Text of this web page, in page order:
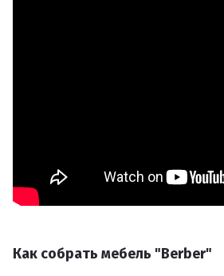
Как собрать мебель "Berber"